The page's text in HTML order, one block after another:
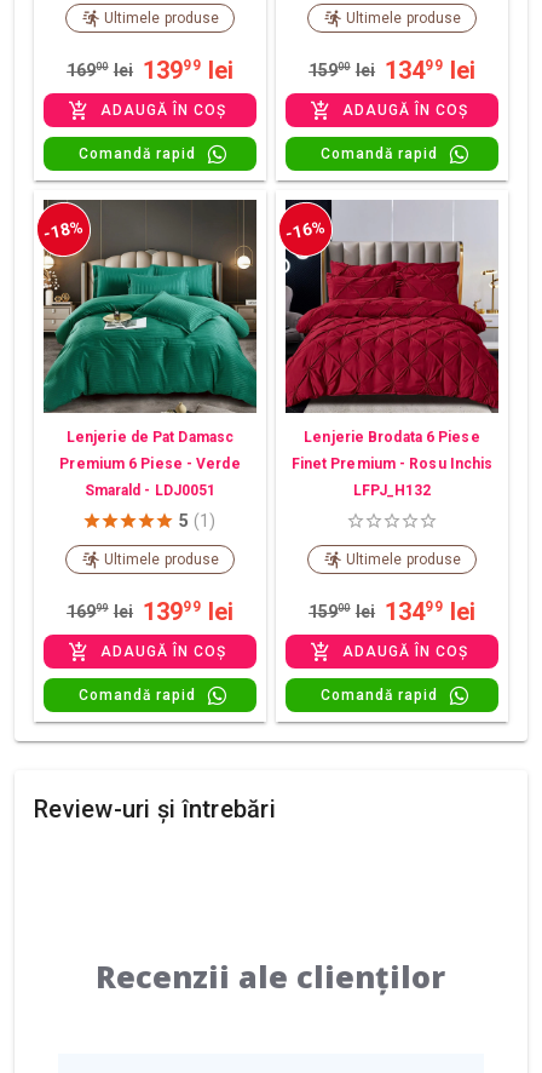
Ultimele produse
16900 lei 13999 lei
ADAUGĂ ÎN COȘ
Comandă rapid
Ultimele produse
15900 lei 13499 lei
ADAUGĂ ÎN COȘ
Comandă rapid
-18%
Lenjerie de Pat Damasc
Premium 6 Piese - Verde
Smarald - LDJ0051
5 (1)
Ultimele produse
16999 lei 13999 lei
ADAUGĂ ÎN COȘ
Comandă rapid
-16%
Lenjerie Brodata 6 Piese
Finet Premium - Rosu Inchis
LFPJ_H132
Ultimele produse
15900 lei 13499 lei
ADAUGĂ ÎN COȘ
Comandă rapid
Review-uri și întrebări
Recenzii ale clienților